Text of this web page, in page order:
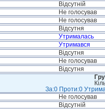
Відсутній
Не голосував
Не голосував
Відсутня
Утрималась
Утримався
Відсутня
Не голосував
Відсутня
За:0 Проти:0
Не голосував
Відсутній